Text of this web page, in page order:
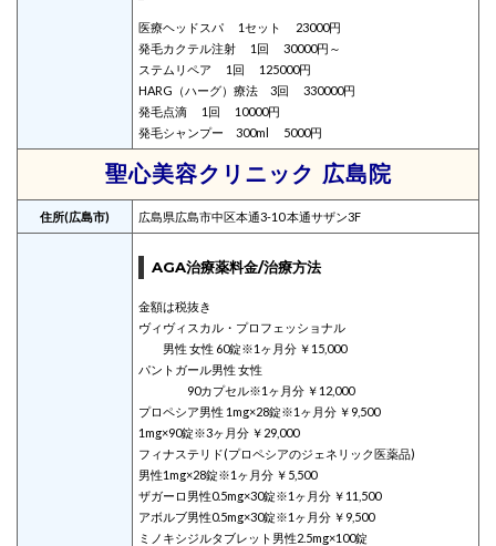
医療ヘッドスパ 1セット 23000円
発毛カクテル注射 1回 30000円～
ステムリペア 1回 125000円
HARG（ハーグ）療法 3回 330000円
発毛点滴 1回 10000円
発毛シャンプー 300ml 5000円
聖心美容クリニック 広島院
住所(広島市) 広島県広島市中区本通3-10 本通サザン3F
AGA治療薬料金/治療方法
金額は税抜き
ヴィヴィスカル・プロフェッショナル
男性 女性 60錠※1ヶ月分 ￥15,000
パントガール男性 女性
90カプセル※1ヶ月分 ￥12,000
プロペシア男性 1mg×28錠※1ヶ月分 ￥9,500
1mg×90錠※3ヶ月分 ￥29,000
フィナステリド(プロペシアのジェネリック医薬品)
男性1mg×28錠※1ヶ月分 ￥5,500
ザガーロ男性0.5mg×30錠※1ヶ月分 ￥11,500
アボルブ男性0.5mg×30錠※1ヶ月分 ￥9,500
ミノキシジルタブレット男性2.5mg×100錠